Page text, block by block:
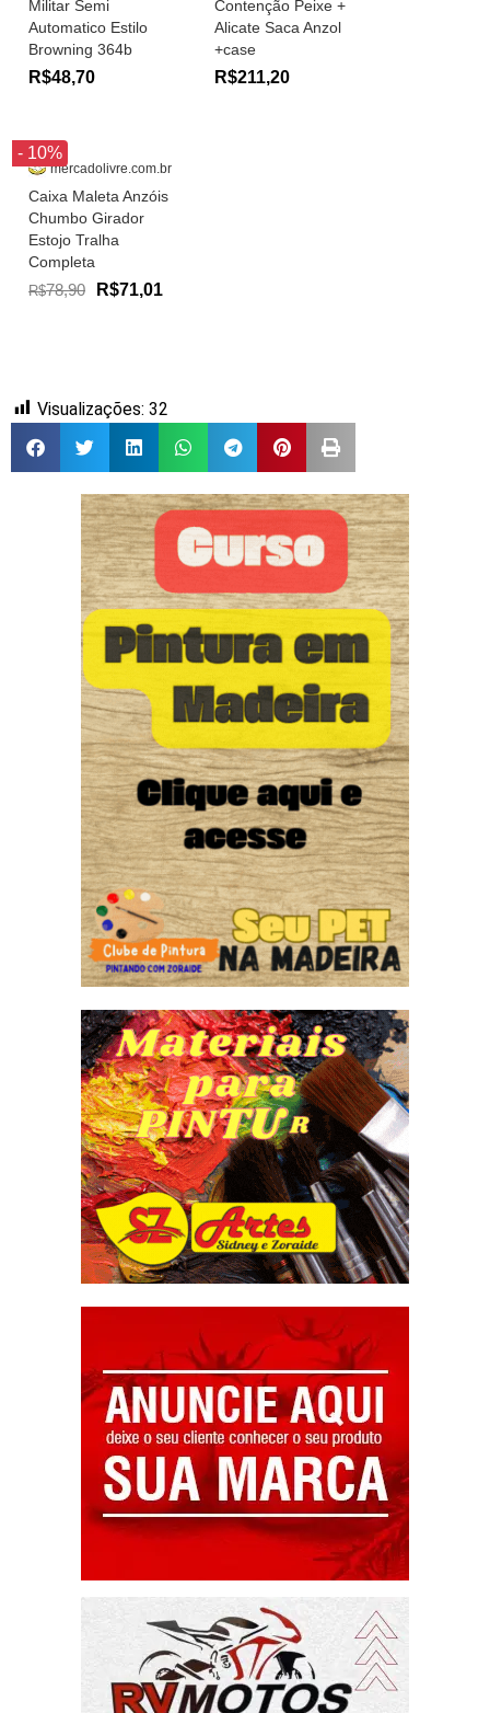
Militar Semi
Automatico Estilo
Browning 364b
R$48,70
Contenção Peixe +
Alicate Saca Anzol
+case
R$211,20
- 10%
mercadolivre.com.br
Caixa Maleta Anzóis
Chumbo Girador
Estojo Tralha
Completa
R$78,90 R$71,01
Visualizações: 32